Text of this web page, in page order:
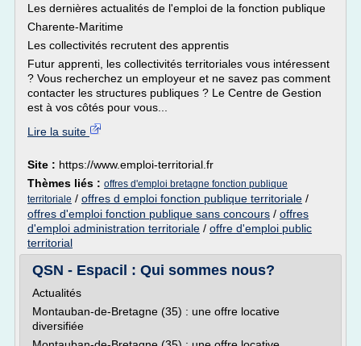
Les dernières actualités de l'emploi de la fonction publique
Charente-Maritime
Les collectivités recrutent des apprentis
Futur apprenti, les collectivités territoriales vous intéressent
? Vous recherchez un employeur et ne savez pas comment
contacter les structures publiques ? Le Centre de Gestion
est à vos côtés pour vous...
Lire la suite
Site : https://www.emploi-territorial.fr
Thèmes liés : offres d'emploi bretagne fonction publique
territoriale / offres d emploi fonction publique territoriale /
offres d'emploi fonction publique sans concours / offres
d'emploi administration territoriale / offre d'emploi public
territorial
QSN - Espacil : Qui sommes nous?
Actualités
Montauban-de-Bretagne (35) : une offre locative
diversifiée